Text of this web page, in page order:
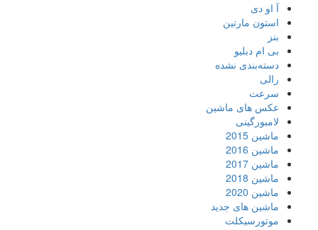
آ او دی
استون مارتین
بنز
بی ام دبلیو
دسته‌بندی نشده
رالی
سرعت
عکس های ماشین
لامبورگینی
ماشین 2015
ماشین 2016
ماشین 2017
ماشین 2018
ماشین 2020
ماشین های جدید
موتورسیکلت